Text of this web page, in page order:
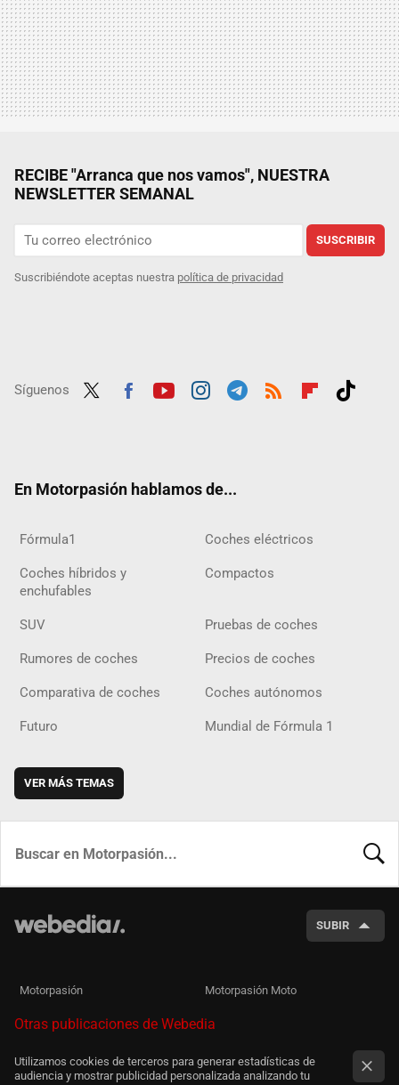
RECIBE "Arranca que nos vamos", NUESTRA
NEWSLETTER SEMANAL
SUSCRIBIR
Suscribiéndote aceptas nuestra política de privacidad
Síguenos
En Motorpasión hablamos de...
Fórmula1 Coches eléctricos
Coches híbridos y
enchufables
Compactos
SUV Pruebas de coches
Rumores de coches Precios de coches
Comparativa de coches Coches autónomos
Futuro Mundial de Fórmula 1
VER MÁS TEMAS
SUBIR
Motorpasión Motorpasión Moto
Otras publicaciones de Webedia
Utilizamos cookies de terceros para generar estadísticas de
audiencia y mostrar publicidad personalizada analizando tu